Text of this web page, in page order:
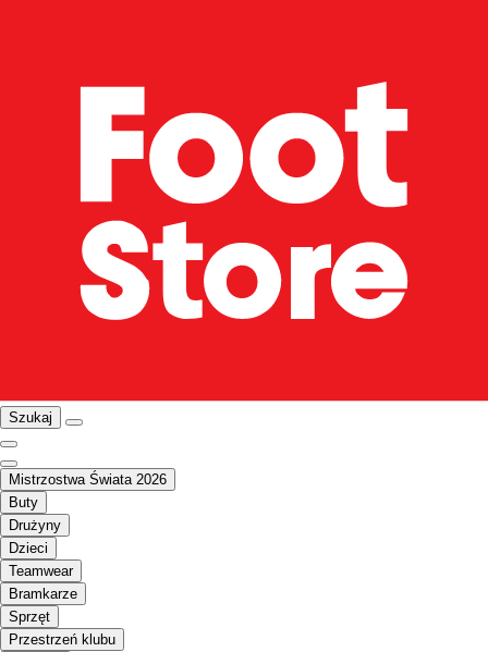
Szukaj
Mistrzostwa Świata 2026
Buty
Drużyny
Dzieci
Teamwear
Bramkarze
Sprzęt
Przestrzeń klubu